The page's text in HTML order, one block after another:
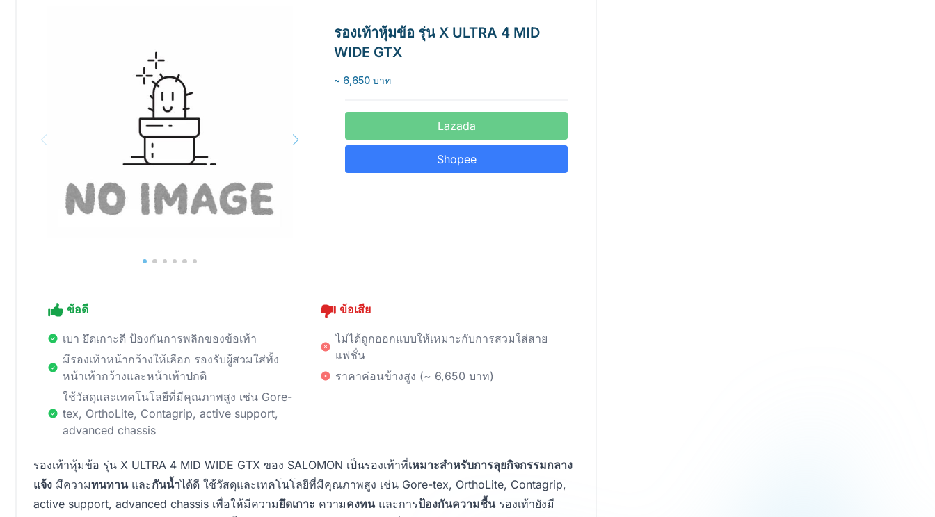
รองเท้าหุ้มข้อ รุ่น X ULTRA 4 MID
WIDE GTX
~ 6,650 บาท
Lazada
Shopee
ข้อดี
เบา ยึดเกาะดี ป้องกันการพลิกของข้อเท้า
มีรองเท้าหน้ากว้างให้เลือก รองรับผู้สวมใส่ทั้ง
หน้าเท้ากว้างและหน้าเท้าปกติ
ใช้วัสดุและเทคโนโลยีที่มีคุณภาพสูง เช่น Gore-
tex, OrthoLite, Contagrip, active support,
advanced chassis
ข้อเสีย
ไม่ได้ถูกออกแบบให้เหมาะกับการสวมใส่สาย
แฟชั่น
ราคาค่อนข้างสูง (~ 6,650 บาท)
รองเท้าหุ้มข้อ รุ่น X ULTRA 4 MID WIDE GTX ของ SALOMON เป็นรองเท้าที่เหมาะสำหรับการลุยกิจกรรมกลาง
แจ้ง มีความทนทานและกันน้ำได้ดี ใช้วัสดุและเทคโนโลยีที่มีคุณภาพสูง เช่น Gore-tex, OrthoLite, Contagrip,
active support, advanced chassis เพื่อให้มีความยึดเกาะ ความคงทนและการป้องกันความชื้นรองเท้ายังมี